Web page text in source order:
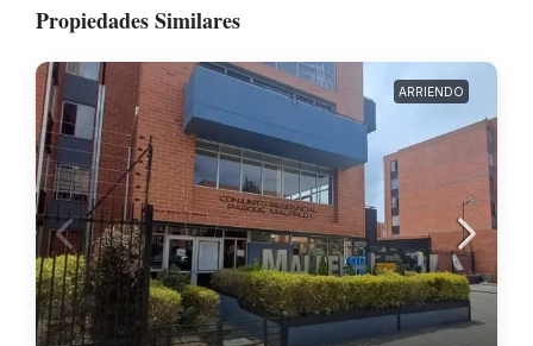
Propiedades Similares
ARRIENDO